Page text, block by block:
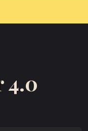
4.0